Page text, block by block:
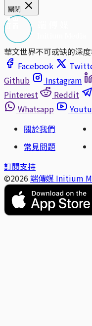
關閉
華文世界不可或缺的深
Facebook
Github
Instagram
Pinterest
Reddit
Whatsapp
關於我們
常見問題
訂閱支持
©2026 端傳媒 Initium